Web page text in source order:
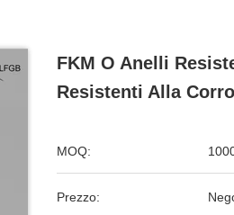
FKM O Anelli
Resistenti Alla
MOQ:
Prezzo: